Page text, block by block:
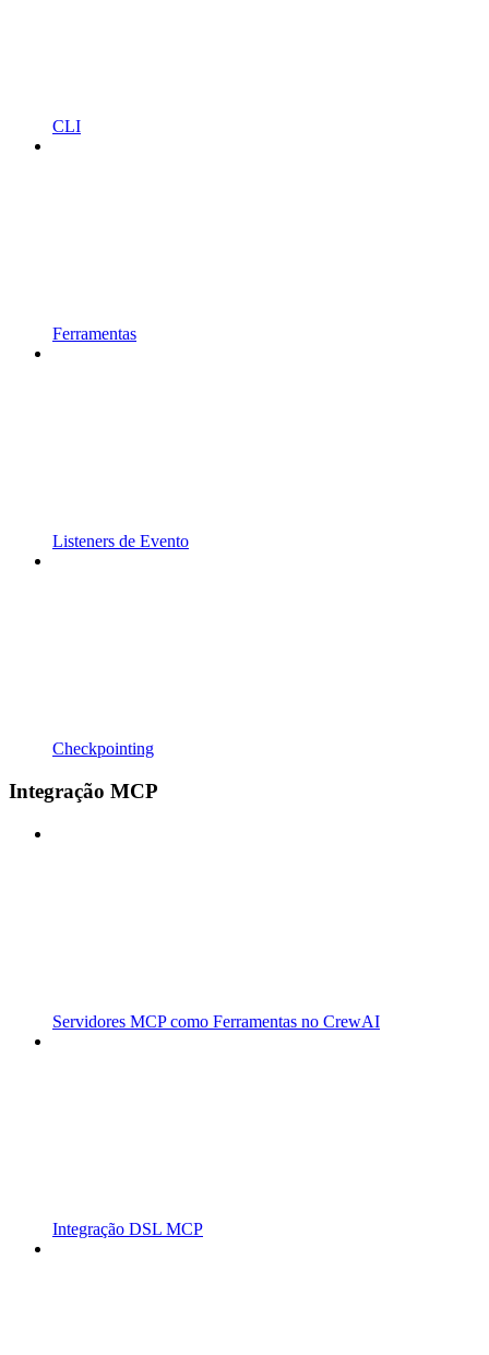
CLI
Ferramentas
Listeners de Evento
Checkpointing
Integração MCP
Servidores MCP como Ferramentas no CrewAI
Integração DSL MCP